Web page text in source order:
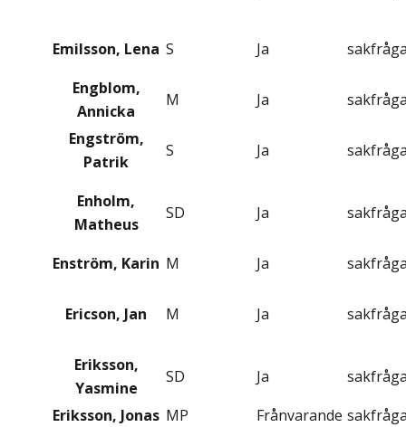
Emilsson, Lena S Ja
Engblom,
Annicka
M Ja
Engström,
Patrik
S Ja
Enholm,
Matheus
SD Ja
Enström, Karin M Ja
Ericson, Jan M Ja
Eriksson,
Yasmine
SD Ja
Eriksson, Jonas MP Frånvarande